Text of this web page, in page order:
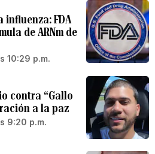
influenza: FDA
de ARNm de
10:29 p.m.
contra “Gallo
a la paz
9:20 p.m.